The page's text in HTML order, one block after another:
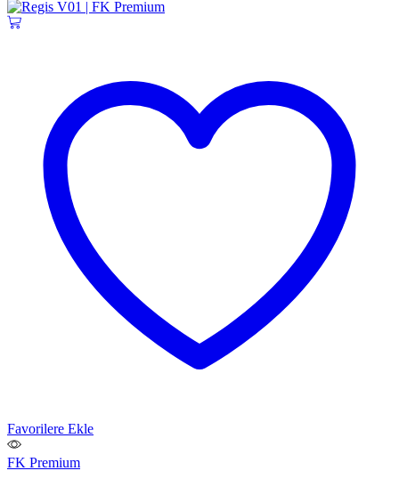
Favorilere Ekle
FK Premium